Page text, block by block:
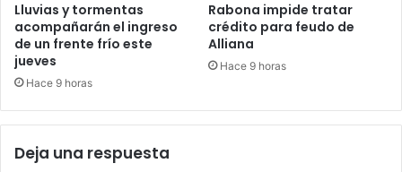
Lluvias y tormentas
acompañarán el ingreso
de un frente frío este
jueves
Hace 9 horas
Rabona impide tratar
crédito para feudo de
Alliana
Hace 9 horas
Deja una respuesta